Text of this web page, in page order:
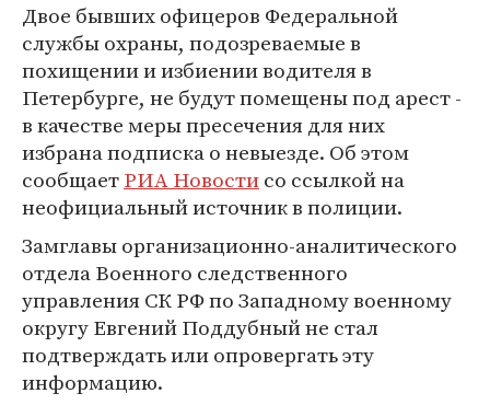
Двое бывших офицеров Федеральной
службы охраны, подозреваемые в
похищении и избиении водителя в
Петербурге, не будут помещены под арест -
в качестве меры пресечения для них
избрана подписка о невыезде. Об этом
сообщаетРИА Новостисо ссылкой на
неофициальный источник в полиции.
Замглавы организационно-аналитического
отдела Военного следственного
управления СК РФ по Западному военному
округу Евгений Поддубный не стал
подтверждать или опровергать эту
информацию.